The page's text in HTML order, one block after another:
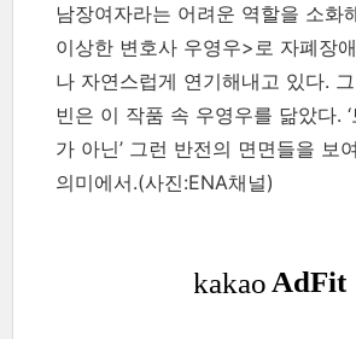
남장여자라는 어려운 역할을 소화
이상한 변호사 우영우>로 자폐장
나 자연스럽게 연기해내고 있다.
빈은 이 작품 속 우영우를 닮았다.
가 아닌’ 그런 반전의 면면들을 보
의미에서.(사진:ENA채널)